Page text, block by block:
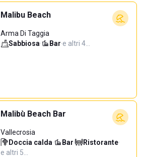
Malibu Beach
Arma Di Taggia
Sabbiosa· Bar·e altri 4…
Malibù Beach Bar
Vallecrosia
Doccia calda· Bar· Ristorante·
e altri 5…